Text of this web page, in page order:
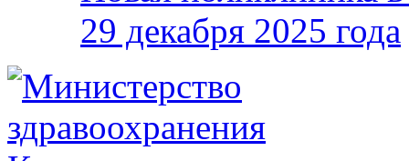
29 декабря 2025 года